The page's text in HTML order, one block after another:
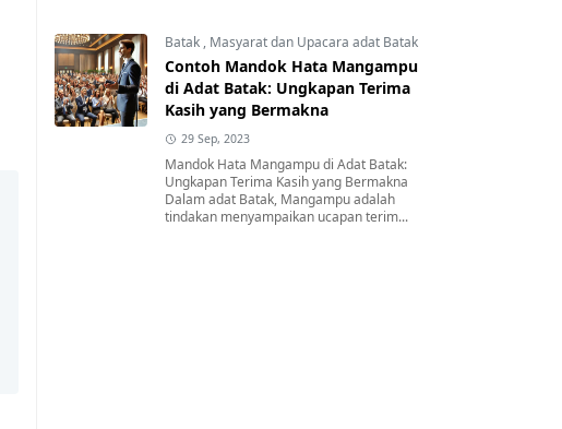
Batak , Masyarat dan Upacara adat Batak
Contoh Mandok Hata Mangampu
di Adat Batak: Ungkapan Terima
Kasih yang Bermakna
29 Sep, 2023
Mandok Hata Mangampu di Adat Batak:
Ungkapan Terima Kasih yang Bermakna
Dalam adat Batak, Mangampu adalah
tindakan menyampaikan ucapan terim...